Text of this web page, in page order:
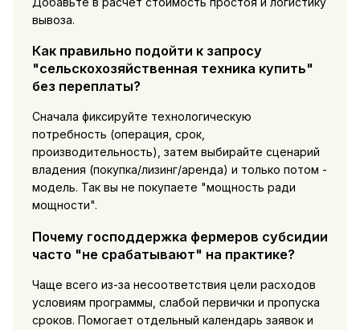
вывоза.
Как правильно подойти к запросу
"сельскохозяйственная техника купить"
без переплаты?
Сначала фиксируйте технологическую
потребность (операция, срок,
производительность), затем выбирайте сценарий
владения (покупка/лизинг/аренда) и только потом -
модель. Так вы не покупаете "мощность ради
мощности".
Почему господдержка фермеров субсидии
часто "не срабатывают" на практике?
Чаще всего из-за несоответствия цели расходов
условиям программы, слабой первички и пропуска
сроков. Помогает отдельный календарь заявок и